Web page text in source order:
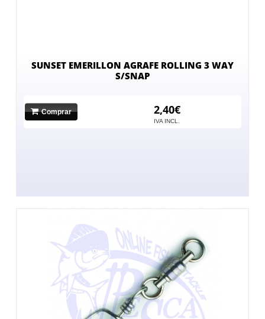
SUNSET EMERILLON AGRAFE ROLLING 3 WAY
S/SNAP
Comprar 2,40€
IVA INCL.